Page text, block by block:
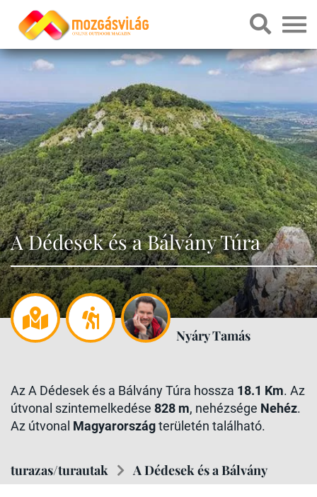
A Dédesek és a Bálvány Túra
Nyáry Tamás
Az A Dédesek és a Bálvány Túra hossza 18.1 Km. Az
útvonal szintemelkedése 828 m, nehézsége Nehéz.
Az útvonal Magyarországterületén található.
turazas/turautak A Dédesek és a Bálvány